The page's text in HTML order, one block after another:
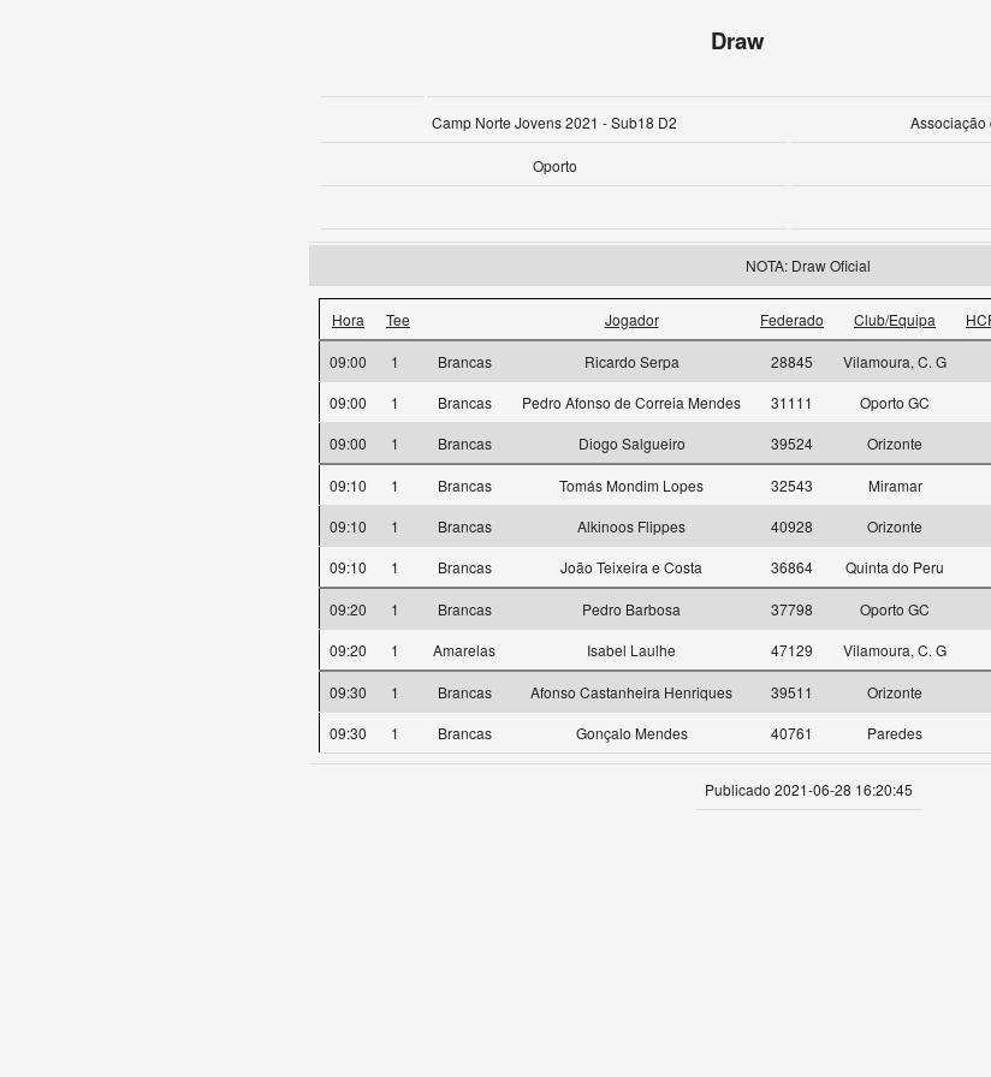
Draw
Camp Norte Jovens 2021 - Sub18 D2 Associação
Oporto
NOTA: Draw Oficial
Hora Tee Jogador Federado Club/Equipa
09:00 1 Brancas Ricardo Serpa 28845 Vilamoura, C. G
09:00
1 Brancas Pedro Afonso de Correia Mendes 31111 Oporto GC
09:00
1 Brancas Diogo Salgueiro 39524 Orizonte
09:10 1 Brancas Tomás Mondim Lopes 32543 Miramar
09:10
1 Brancas Alkinoos Flippes 40928 Orizonte
09:10
1 Brancas João Teixeira e Costa 36864 Quinta do Peru
09:20 1 Brancas Pedro Barbosa 37798 Oporto GC
09:20
1 Amarelas Isabel Laulhe 47129 Vilamoura, C. G
09:30 1 Brancas Afonso Castanheira Henriques 39511 Orizonte
09:30
1 Brancas Gonçalo Mendes 40761 Paredes
Publicado 2021-06-28 16:20:45